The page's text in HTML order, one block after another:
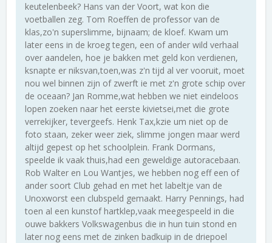
keutelenbeek? Hans van der Voort, wat kon die
voetballen zeg. Tom Roeffen de professor van de
klas,zo'n superslimme, bijnaam; de kloef. Kwam um
later eens in de kroeg tegen, een of ander wild verhaal
over aandelen, hoe je bakken met geld kon verdienen,
ksnapte er niksvan,toen,was z'n tijd al ver vooruit, moet
nou wel binnen zijn of zwerft ie met z'n grote schip over
de oceaan? Jan Romme,wat hebben we niet eindeloos
lopen zoeken naar het eerste kivietsei,met die grote
verrekijker, tevergeefs. Henk Tax,kzie um niet op de
foto staan, zeker weer ziek, slimme jongen maar werd
altijd gepest op het schoolplein. Frank Dormans,
speelde ik vaak thuis,had een geweldige autoracebaan.
Rob Walter en Lou Wantjes, we hebben nog eff een of
ander soort Club gehad en met het labeltje van de
Unoxworst een clubspeld gemaakt. Harry Pennings, had
toen al een kunstof hartklep,vaak meegespeeld in die
ouwe bakkers Volkswagenbus die in hun tuin stond en
later nog eens met de zinken badkuip in de driepoel